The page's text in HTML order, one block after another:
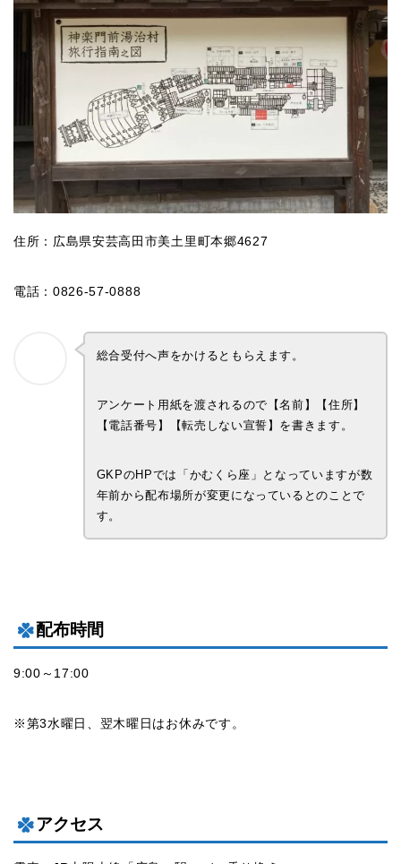
住所：広島県安芸高田市美土里町本郷4627
電話：0826-57-0888
総合受付へ声をかけるともらえます。
アンケート用紙を渡されるので【名前】【住所】
【電話番号】【転売しない宣誓】を書きます。
GKPのHPでは「かむくら座」となっていますが数
年前から配布場所が変更になっているとのことで
す。
配布時間
9:00～17:00
※第3水曜日、翌木曜日はお休みです。
アクセス